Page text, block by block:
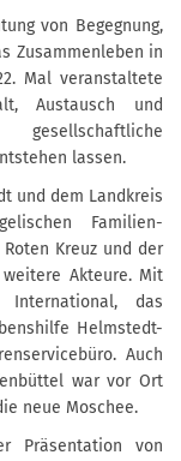
von Begegnung,
Zusammenleben in
Mal veranstaltete
Austausch und
gesellschaftliche
lassen.
und dem Landkreis
Familien-
Kreuz und der
weitere Akteure. Mit
das
Helmstedt-
Auch
war vor Ort
neue Moschee.
Präsentation von